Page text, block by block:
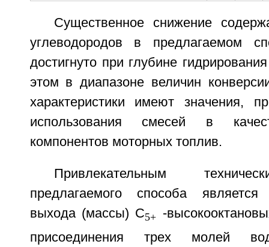
Существенное снижение
углеводородов в предлагаемом
достигнуто при глубине
этом в диапазоне величин
характеристики имеют значения,
использования смесей в
компонентов моторных топлив.
Привлекательным
предлагаемого способа
выхода (массы) С5+ -
присоединения трех молей